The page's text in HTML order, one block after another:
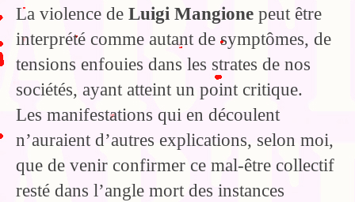
La violence de Luigi Mangione peut être
interprété comme autant de symptômes, de
tensions enfouies dans les strates de nos
sociétés, ayant atteint un point critique.
Les manifestations qui en découlent
n’auraient d’autres explications, selon moi,
que de venir confirmer ce mal-être collectif
resté dans l’angle mort des instances